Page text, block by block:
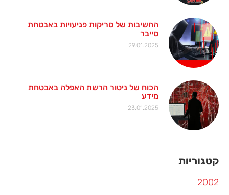
החשיבות של סריקות פגיעויות באבטחת
סייבר
29.01.2025
הכוח של ניטור הרשת האפלה באבטחת
מידע
23.01.2025
קטגוריות
2002